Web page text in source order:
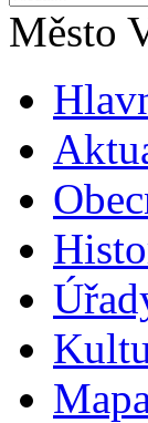
Město